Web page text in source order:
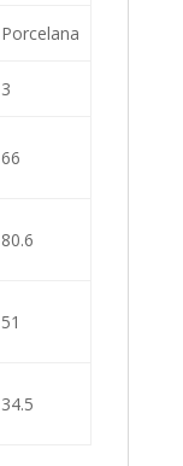
Porcelana
3
66
80.6
51
34.5